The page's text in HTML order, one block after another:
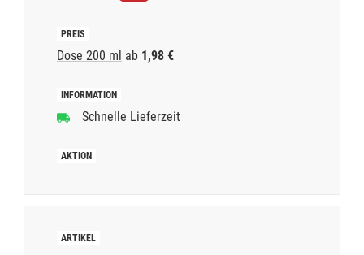
Dose 200 ml ab 1,98 €
Schnelle Lieferzeit